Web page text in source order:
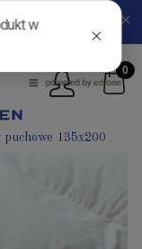
kalendarzowego
10 sekund
puchowe 135x200